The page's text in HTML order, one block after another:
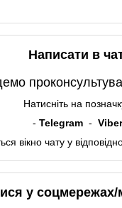
Написати в
Натисніть на
- Telegram - Viber
вікно чату у
у